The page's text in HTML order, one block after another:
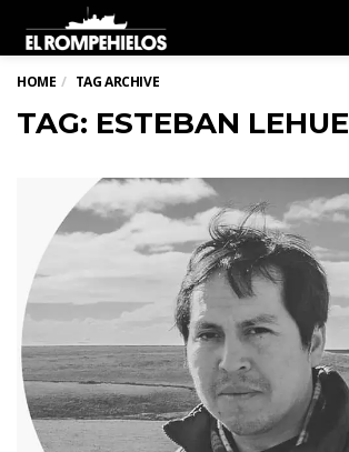
HOME TAG ARCHIVE
TAG: ESTEBAN LEHUE